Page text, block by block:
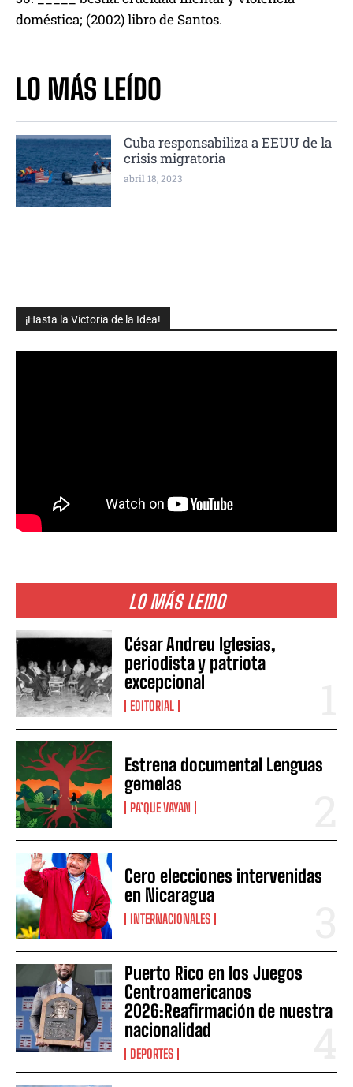
¡Hasta la Victoria de la Idea!
LO MÁS LEIDO
César Andreu Iglesias,
periodista y patriota
excepcional
EDITORIAL
Estrena documental Lenguas
gemelas
PA’QUE VAYAN
Cero elecciones intervenidas
en Nicaragua
INTERNACIONALES
Puerto Rico en los Juegos
Centroamericanos
2026:Reafirmación de nuestra
nacionalidad
DEPORTES
doméstica; (2002) libro de Santos.
LO MÁS LEÍDO
Cuba responsabiliza a EEUU de la
crisis migratoria
abril 18, 2023